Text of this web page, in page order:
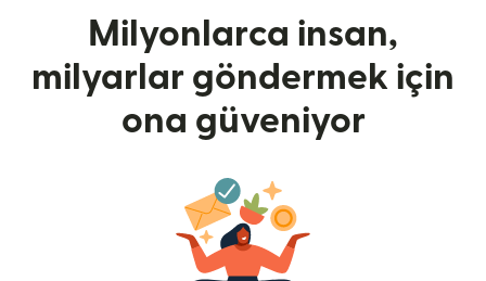
Milyonlarca insan,
milyarlar göndermek için
ona güveniyor